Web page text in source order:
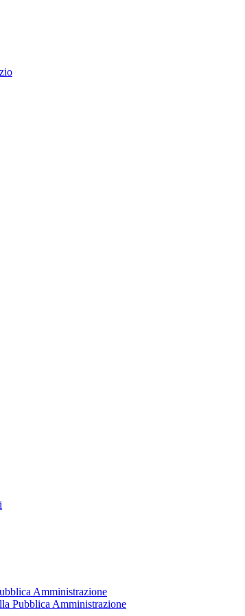
Amministrazione
Pubblica Amministrazione